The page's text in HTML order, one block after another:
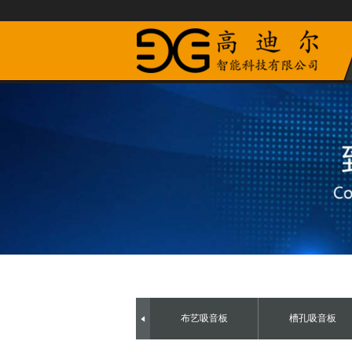
布艺吸音板 槽孔吸音板